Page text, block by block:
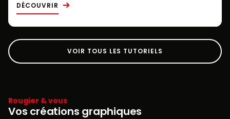
DÉCOUVRIR
VOIR TOUS LES TUTORIELS
Rougier & vous
Vos créations graphiques